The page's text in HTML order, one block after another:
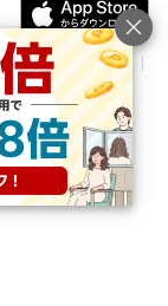
ス情報
利用規約
覧 アプリ一覧